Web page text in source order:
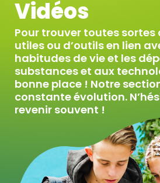
Vidéos
Pour trouver toutes
utiles ou d’outils en lien
habitudes de vie et les
substances et aux
bonne place ! Notre
constante évolution.
revenir souvent !